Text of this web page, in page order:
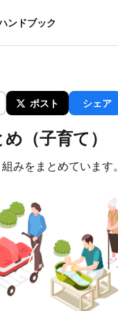
ンドブック
ポスト シェア
（子育て）
みをまとめています。